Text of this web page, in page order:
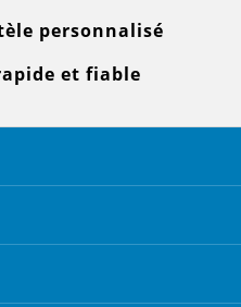
personnalisé
et fiable